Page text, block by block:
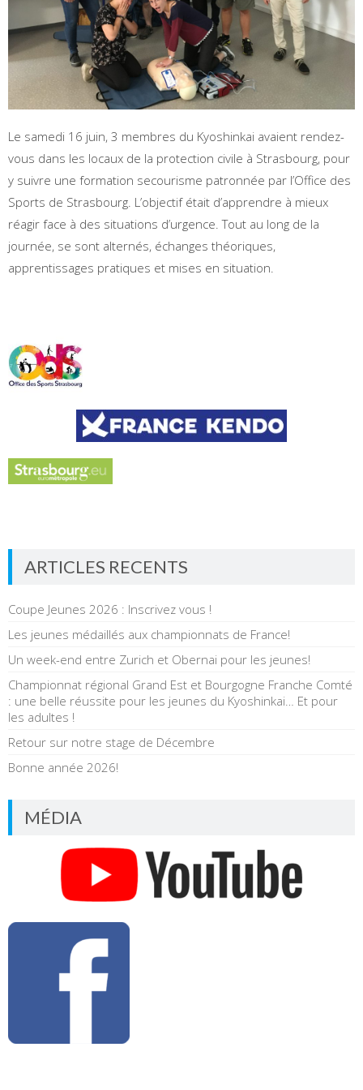
Le samedi 16 juin, 3 membres du Kyoshinkai avaient rendez-
vous dans les locaux de la protection civile à Strasbourg, pour
y suivre une formation secourisme patronnée par l’Office des
Sports de Strasbourg. L’objectif était d’apprendre à mieux
réagir face à des situations d’urgence. Tout au long de la
journée, se sont alternés, échanges théoriques,
apprentissages pratiques et mises en situation.
ARTICLES RECENTS
Coupe Jeunes 2026 : Inscrivez vous !
Les jeunes médaillés aux championnats de France!
Un week-end entre Zurich et Obernai pour les jeunes!
Championnat régional Grand Est et Bourgogne Franche Comté
: une belle réussite pour les jeunes du Kyoshinkai… Et pour
les adultes !
Retour sur notre stage de Décembre
Bonne année 2026!
MÉDIA